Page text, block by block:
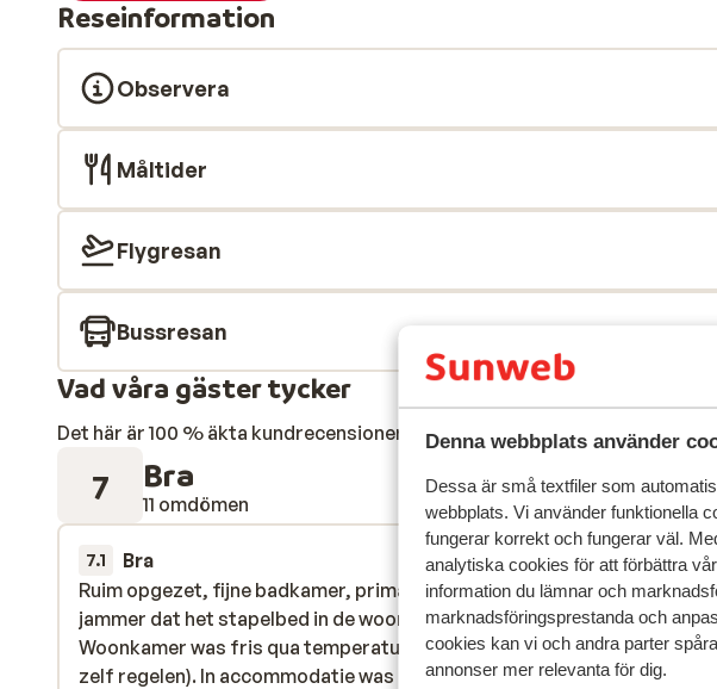
Denna webbplats använder
Dessa är små textfiler som
webbplats. Vi använder funktionella
fungerar korrekt och fungerar väl.
analytiska cookies för att förbättra
information du lämnar och
marknadsföringsprestanda och
cookies kan vi och andra parter
annonser mer relevanta för dig.
Reseinformation
Observera
Måltider
Flygresan
Bussresan
Vad våra gäster tycker
Det här är 100 % äkta kundrecensioner som verkligen speglar deras
7 Bra
11 omdömen
7.1 Bra
27 dec. 2025
Ruim opgezet, fijne badkamer, prima bedden. Wel
jammer dat het stapelbed in de woonkamer staat.
Woonkamer was fris qua temperatuur (konden we niet
zelf regelen). In accommodatie was geen informatie
Ruim opgezet, fijne badkamer, prima bedden. Wel
jammer dat het stapelbed in de woonkamer staat.
Woonkamer was fris qua temperatuur (konden we niet
zelf regelen). In accommodatie was geen informatie
6.4 Bra
melden
we tijdens
zodat het
melden
we tijdens
zodat het